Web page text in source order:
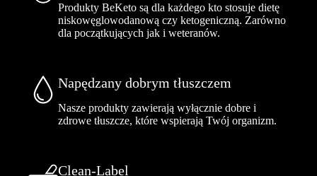
Produkty BeKeto są dla każdego kto stosuje dietę
niskowęglowodanową czy ketogeniczną. Zarówno
dla początkujących jak i weteranów.
Napędzany dobrym tłuszczem
Nasze produkty zawierają wyłącznie dobre i
zdrowe tłuszcze, które wspierają Twój organizm.
Clean-Label